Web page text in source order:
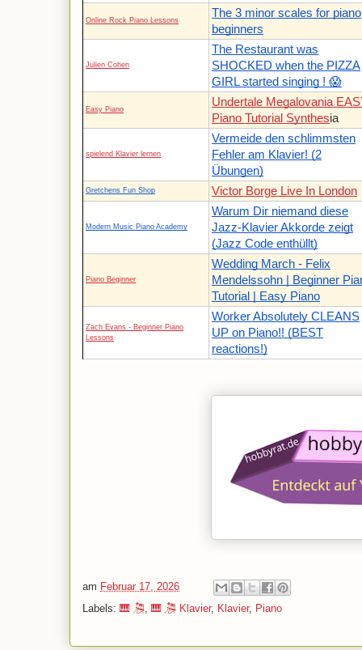
Online Rock Piano Lessons
The 3 minor scales for piano
beginners
Julien Cohen
The Restaurant was
SHOCKED when the PIZZA
GIRL started singing ! 😱
Easy Piano
Undertale Megalovania
Piano Tutorial Synthesia
spielend Klavier lernen
Vermeide den schlimmsten
Fehler am Klavier! (2
Übungen)
Gretchens Fun Shop Victor Borge Live In London
Modern Music Piano Academy
Warum Dir niemand diese
Jazz-Klavier Akkorde zeigt
(Jazz Code enthüllt)
Piano Beginner
Wedding March - Felix
Mendelssohn | Beginner
Tutorial | Easy Piano
Zach Evans - Beginner Piano
Lessons
Worker Absolutely CLEANS
UP on Piano!! (BEST
reactions!)
am Februar 17, 2026
Labels: 🎹 🎘 🎹 🎘 Klavier, Klavier, Piano